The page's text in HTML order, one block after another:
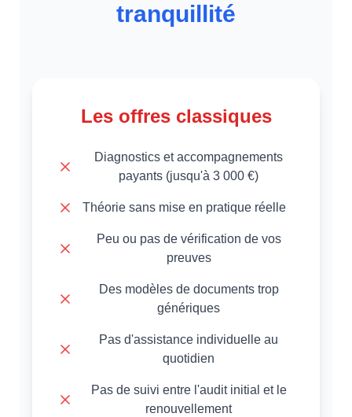
tranquillité
Les offres classiques
Diagnostics et accompagnements
payants (jusqu'à 3 000 €)
Théorie sans mise en pratique réelle
Peu ou pas de vérification de vos
preuves
Des modèles de documents trop
génériques
Pas d'assistance individuelle au
quotidien
Pas de suivi entre l'audit initial et le
renouvellement